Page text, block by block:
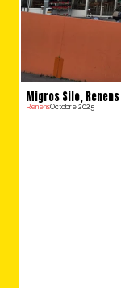
Migros Silo, Renens
RenensOctobre 2025